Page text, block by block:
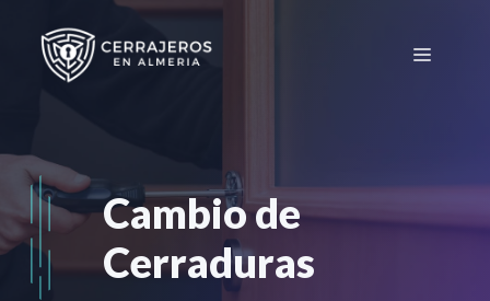
contenido
Menú
Cambio de
Cerraduras